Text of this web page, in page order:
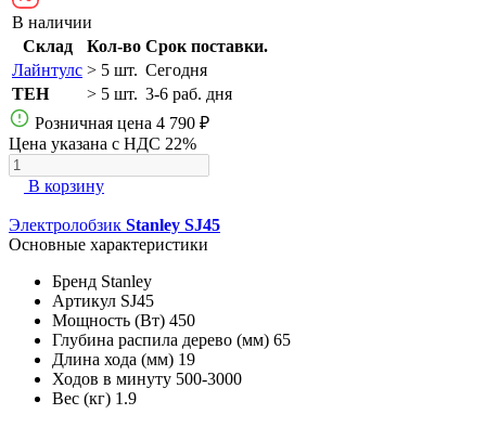
В наличии
Склад
Кол-во Срок поставки.
Лайнтулс > 5 шт. Сегодня
TEH
> 5 шт. 3-6 раб. дня
Розничная цена 4 790 ₽
Цена указана с НДС 22%
В корзину
Электролобзик Stanley SJ45
Основные характеристики
Бренд Stanley
Артикул SJ45
Мощность (Вт) 450
Глубина распила дерево (мм) 65
Длина хода (мм) 19
Ходов в минуту 500-3000
Вес (кг) 1.9